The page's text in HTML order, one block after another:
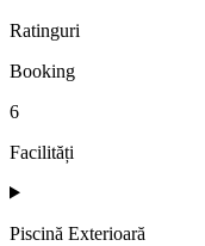
Ratinguri
Booking
6
Facilități
Piscină Exterioară